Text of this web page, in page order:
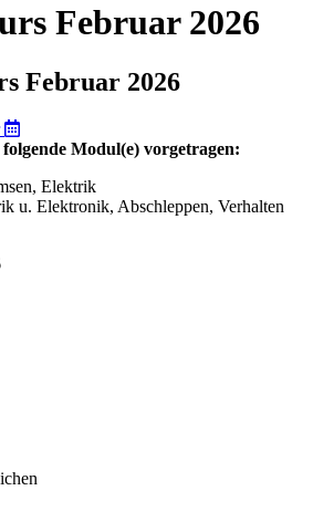
Februar 2026
Februar 2026
Modul(e) vorgetragen:
Elektrik
u. Elektronik, Abschleppen, Verhalten